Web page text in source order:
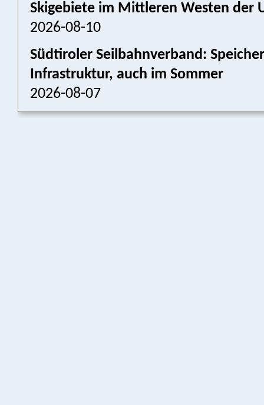
Skigebiete im Mittleren Westen der
2026-08-10
Südtiroler Seilbahnverband:
Infrastruktur, auch im Sommer
2026-08-07